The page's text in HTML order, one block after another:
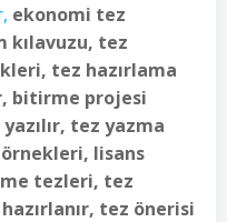
ekonomi tez
kılavuzu, tez
tez hazırlama
bitirme projesi
tez yazma
lisans
tezleri, tez
tez önerisi